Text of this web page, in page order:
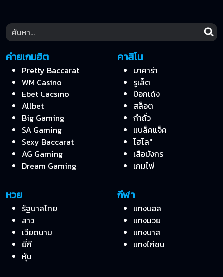
ค่ายเกมฮิต
Pretty Baccarat
WM Casino
Ebet Cacsino
Allbet
Big Gaming
SA Gaming
Sexy Baccarat
AG Gaming
Dream Gaming
คาสิโน
บาคาร่า
รูเล็ต
ป๊อกเด้ง
สล็อต
กำถั่ว
แบล็คแจ็ค
ไฮโล"
เสือมังกร
เกมไพ่
หวย
รัฐบาลไทย
ลาว
เวียดนาม
ยี่กี
หุ้น
กีฬา
แทงบอล
แทงมวย
แทงบาส
แทงไก่ชน